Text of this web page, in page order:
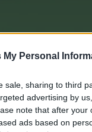
My Personal
sale, sharing to third
advertising by
note that after
ads based on
köntörfalazás
fejüket, mert bár
szó